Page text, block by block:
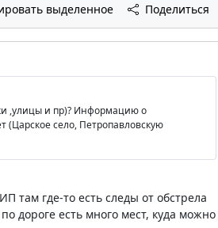
выделенное Поделиться
,улицы и пр)? Информацию о
(Царское село, Петропавловскую
там где-то есть следы от обстрела
дороге есть много мест, куда можно